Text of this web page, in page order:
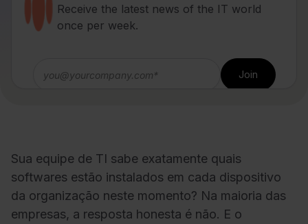
Receive the latest news of the IT world
once per week.
Sua equipe de TI sabe exatamente quais
softwares estão instalados em cada dispositivo
da organização neste momento? Na maioria das
empresas, a resposta honesta é não. E o